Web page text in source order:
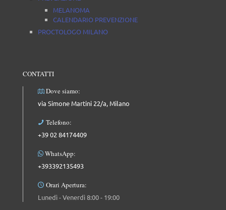
MELANOMA
CALENDARIO PREVENZIONE
PROCTOLOGO MILANO
CONTATTI
Dove siamo:
via Simone Martini 22/a, Milano
Telefono:
+39 02 84174409
WhatsApp:
+393392135493
Orari Apertura:
Lunedì - Venerdì 8:00 - 19:00